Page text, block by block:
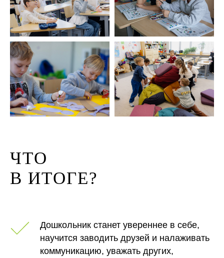
ЧТО
В ИТОГЕ?
Дошкольник станет увереннее в себе,
научится заводить друзей и налаживать
коммуникацию, уважать других,